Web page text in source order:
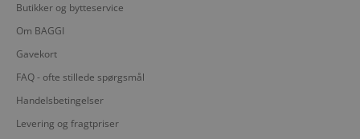
Butikker og bytteservice
Om BAGGI
Gavekort
FAQ - ofte stillede spørgsmål
Handelsbetingelser
Levering og fragtpriser